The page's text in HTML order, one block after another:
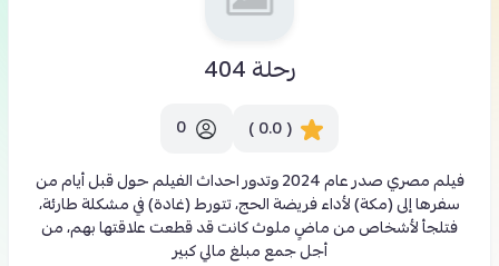
رحلة 404
( 0.0 )
0
فيلم مصري صدر عام 2024 وتدور احداث الفيلم حول قبل أيام من
سفرها إلى (مكة) لأداء فريضة الحج، تتورط (غادة) في مشكلة طارئة،
فتلجأ لأشخاص من ماضٍ ملوث كانت قد قطعت علاقتها بهم، من
أجل جمع مبلغ مالي كبير